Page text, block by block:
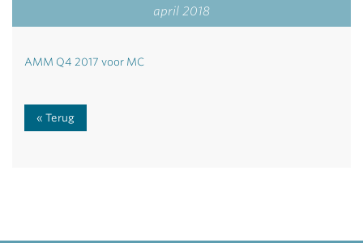
april 2018
AMM Q4 2017 voor MC
Terug